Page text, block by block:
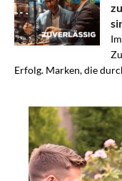
Erfolg. Marken, die